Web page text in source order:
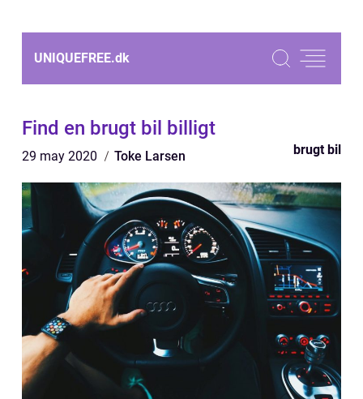
UNIQUEFREE.dk
Find en brugt bil billigt
29 may 2020 Toke Larsen brugt bil